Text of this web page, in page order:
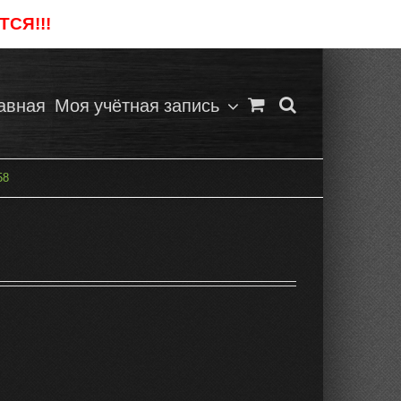
Моя учётная запись